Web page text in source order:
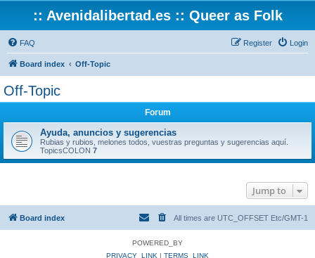
:: Avenidalibertad.es :: Queer as Folk
FAQ Login
Register
Board index Off-Topic
Off-Topic
Forum
Ayuda, anuncios y sugerencias
Rubias y rubios, melones todos, vuestras preguntas y sugerencias aquí.
TopicsCOLON 7
Jump to
Board index All times are UTC_OFFSET Etc/GMT-1
POWERED_BY
PRIVACY_LINK | TERMS_LINK